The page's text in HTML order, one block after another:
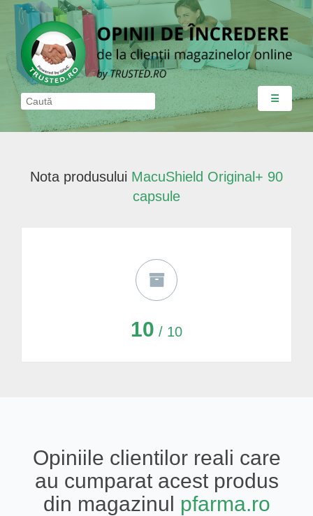
☰
Nota produsului MacuShield Original+ 90
capsule
10 / 10
Opiniile clientilor reali care
au cumparat acest produs
din magazinul pfarma.ro